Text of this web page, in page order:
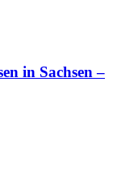
in Sachsen –